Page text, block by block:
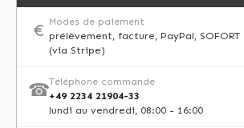
€ Modes de paiement
prélèvement, facture, PayPal, SOFORT
(via Stripe)
☎Téléphone commande
+49 2234 21904-33
lundi au vendredi, 08:00 - 16:00